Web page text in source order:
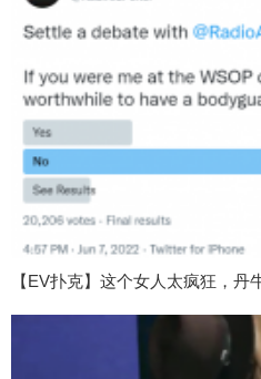
【EV扑克】这个女人太疯狂，